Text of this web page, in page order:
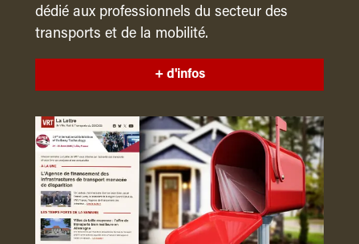
dédié aux professionnels du secteur des
transports et de la mobilité.
+ d'infos